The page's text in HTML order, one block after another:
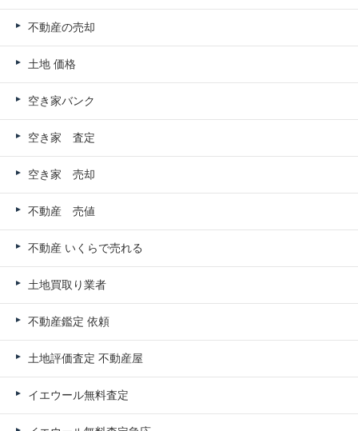
不動産の売却
土地 価格
空き家バンク
空き家 査定
空き家 売却
不動産 売値
不動産 いくらで売れる
土地買取り業者
不動産鑑定 依頼
土地評価査定 不動産屋
イエウール無料査定